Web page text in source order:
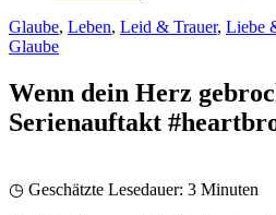
Glaube, Leben, Leid & Trauer, Liebe
Glaube
Wenn dein Herz
Serienauftakt
◷ Geschätzte Lesedauer: 3 Minuten